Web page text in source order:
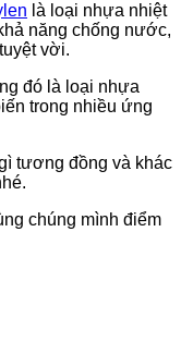
là loại nhựa nhiệt
năng chống nước,
vời.
đó là loại nhựa
trong nhiều ứng
tương đồng và khác
chúng mình điểm